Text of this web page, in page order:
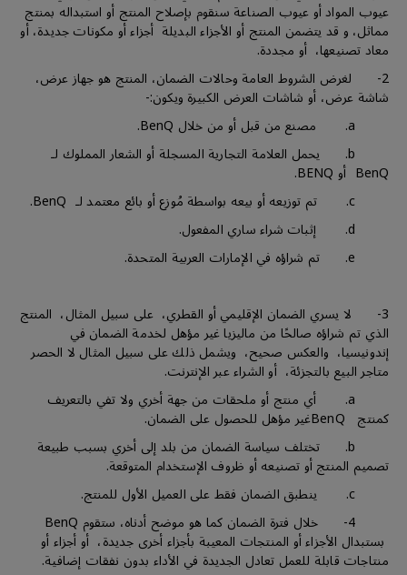
عيوب المواد أو عيوب الصناعة سنقوم بإصلاح المنتج أو استبداله بمنتج
مماثل، و قد يتضمن المنتج أو الأجزاء البديلة أجزاء أو مكونات جديدة، أو
معاد تصنيعها، أو مجددة.
2- لغرض الشروط العامة وحالات الضمان، المنتج هو جهاز عرض،
شاشة عرض، أو شاشات العرض الكبيرة ويكون:-
b. يحمل العلامة التجارية المسجلة أو الشعار المملوك لـ
BenQ أو BENQ.
3- لا يسري الضمان الإقليمي أو القطري، على سبيل المثال، المنتج
الذي تم شراؤه صالحًا من ماليزيا غير مؤهل لخدمة الضمان في
إندونيسيا، والعكس صحيح، ويشمل ذلك على سبيل المثال لا الحصر
متاجر البيع بالتجزئة، أو الشراء عبر الإنترنت.
a. أي منتج أو ملحقات من جهة أخري ولا تفي بالتعريف
كمنتج BenQغير مؤهل للحصول على الضمان.
b. تختلف سياسة الضمان من بلد إلى أخري بسبب طبيعة
تصميم المنتج أو تصنيعه أو ظروف الإستخدام المتوقعة.
4- خلال فترة الضمان كما هو موضح أدناه، ستقوم BenQ
بستبدال الأجزاء أو المنتجات المعيبة بأجزاء أخرى جديدة، أو أجزاء أو
منتاجات قابلة للعمل تعادل الجديدة في الأداء بدون نفقات إضافية.